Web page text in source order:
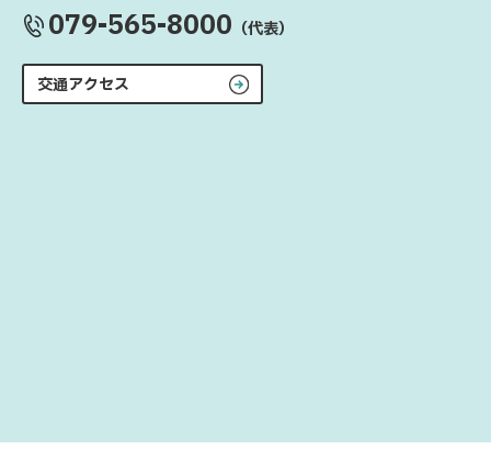
079-565-8000 （代表）
交通アクセス